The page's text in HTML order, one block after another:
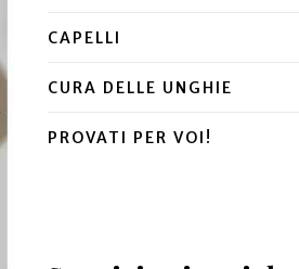
CAPELLI
CURA DELLE UNGHIE
PROVATI PER VOI!